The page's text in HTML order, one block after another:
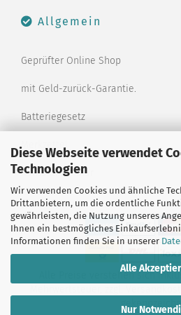
Diese Webseite verwendet
Technologien
Wir verwenden Cookies und ähnliche
Drittanbietern, um die ordentliche
gewährleisten, die Nutzung unseres
Ihnen ein bestmögliches
Informationen finden Sie in unserer
Alle
Nur
Allgemein
Geprüfter Online Shop
mit Geld-zurück-Garantie.
Batteriegesetz
Merkzettel
Kontaktformular
Alle Preise verstehen sich